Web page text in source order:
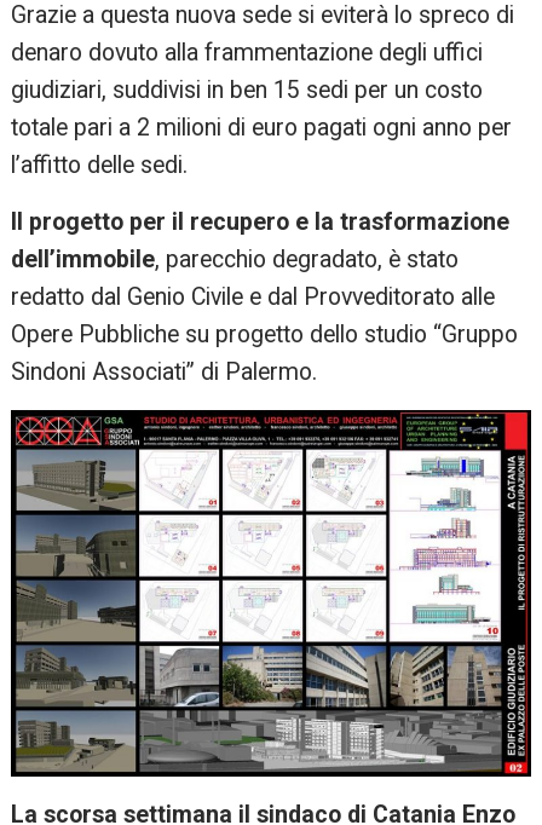
Grazie a questa nuova sede si eviterà lo spreco di
denaro dovuto alla frammentazione degli uffici
giudiziari, suddivisi in ben 15 sedi per un costo
totale pari a 2 milioni di euro pagati ogni anno per
l’affitto delle sedi.
Il progetto per il recupero e la trasformazione
dell’immobile, parecchio degradato, è stato
redatto dal Genio Civile e dal Provveditorato alle
Opere Pubbliche su progetto dello studio “Gruppo
Sindoni Associati” di Palermo.
La scorsa settimana il sindaco di Catania Enzo